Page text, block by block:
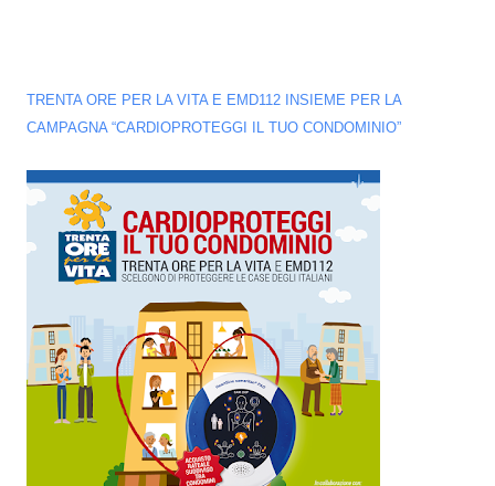
TRENTA ORE PER LA VITA E EMD112 INSIEME PER LA
CAMPAGNA “CARDIOPROTEGGI IL TUO CONDOMINIO”